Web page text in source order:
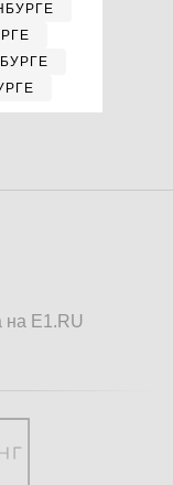
на E1.RU